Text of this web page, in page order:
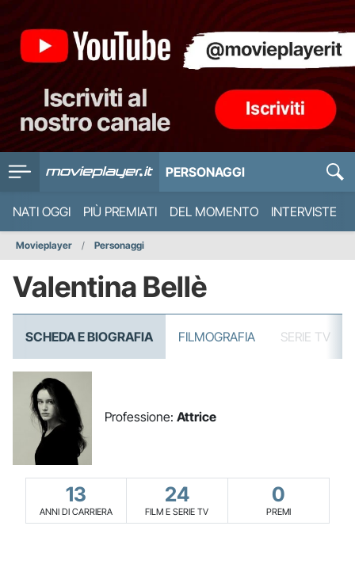
PERSONAGGI
NATI OGGI PIÙ PREMIATI DEL MOMENTO INTERVISTE
Movieplayer Personaggi
Valentina Bellè
SCHEDA E BIOGRAFIA FILMOGRAFIA SERIE TV
Professione: Attrice
13
ANNI DI CARRIERA
24
FILM E SERIE TV
0
PREMI